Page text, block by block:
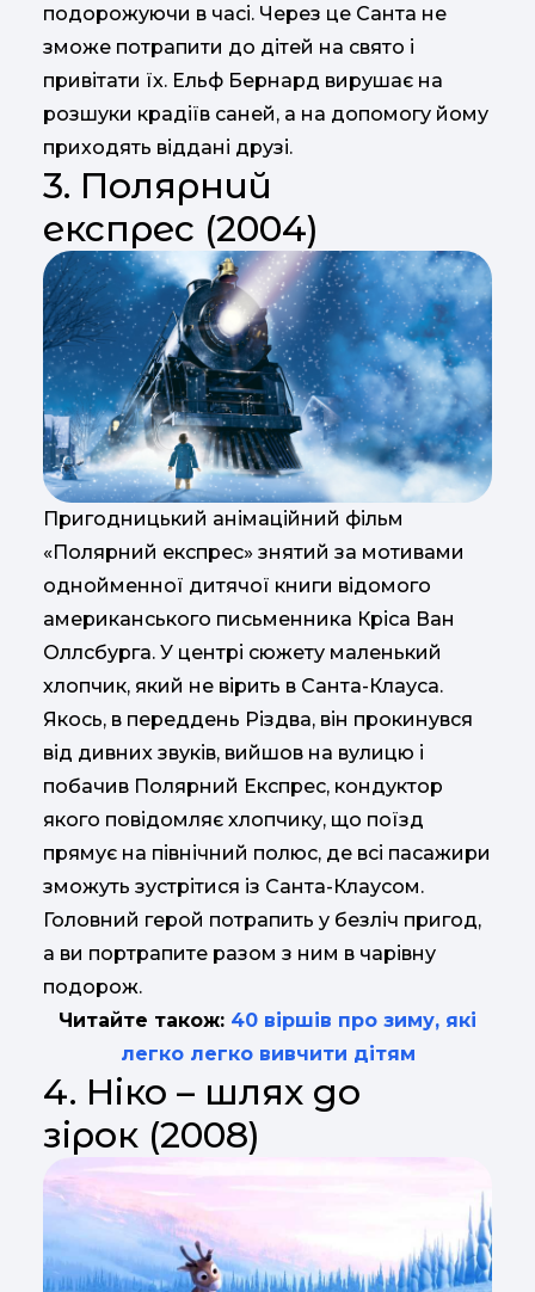
подорожуючи в часі. Через це Санта не
зможе потрапити до дітей на свято і
привітати їх. Ельф Бернард вирушає на
розшуки крадіїв саней, а на допомогу йому
приходять віддані друзі.
3. Полярний
експрес (2004)
Пригодницький анімаційний фільм
«Полярний експрес» знятий за мотивами
однойменної дитячої книги відомого
американського письменника Кріса Ван
Оллсбурга. У центрі сюжету маленький
хлопчик, який не вірить в Санта-Клауса.
Якось, в переддень Різдва, він прокинувся
від дивних звуків, вийшов на вулицю і
побачив Полярний Експрес, кондуктор
якого повідомляє хлопчику, що поїзд
прямує на північний полюс, де всі пасажири
зможуть зустрітися із Санта-Клаусом.
Головний герой потрапить у безліч пригод,
а ви портрапите разом з ним в чарівну
подорож.
Читайте також: 40 віршів про зиму, які
легко легко вивчити дітям
4. Ніко – шлях до
зірок (2008)